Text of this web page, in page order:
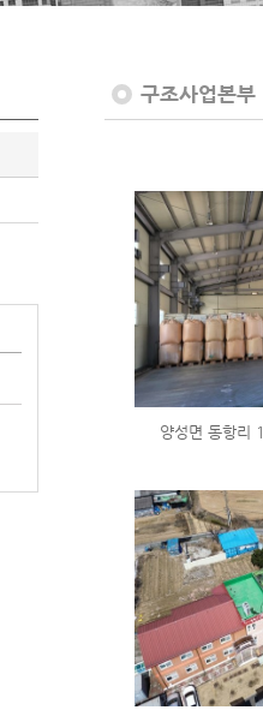
구조사업본부
양성면 동항리